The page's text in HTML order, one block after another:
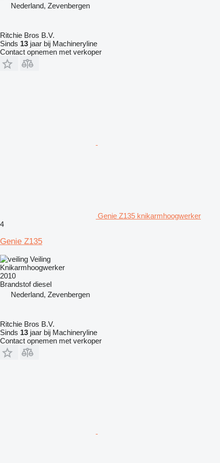
Nederland, Zevenbergen
Ritchie Bros B.V.
Sinds 13 jaar bij Machineryline
Contact opnemen met verkoper
Genie Z135 knikarmhoogwerker
4
Genie Z135
Veiling
Knikarmhoogwerker
2010
Brandstof diesel
Nederland, Zevenbergen
Ritchie Bros B.V.
Sinds 13 jaar bij Machineryline
Contact opnemen met verkoper